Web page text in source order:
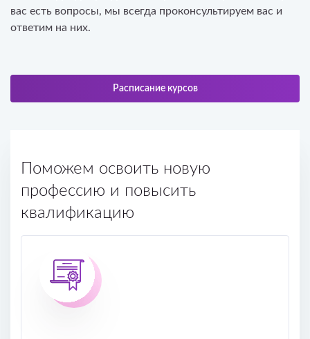
вас есть вопросы, мы всегда проконсультируем вас и
ответим на них.
Расписание курсов
Поможем освоить новую
профессию и повысить
квалификацию